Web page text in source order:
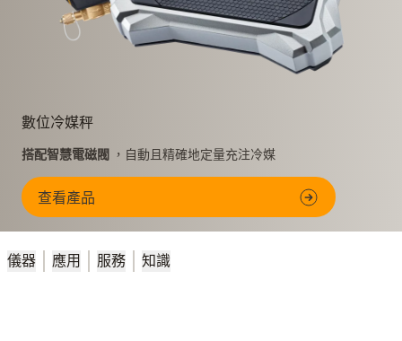
數位冷媒秤
搭配智慧電磁閥 ，自動且精確地定量充注冷媒
查看產品
儀器 應用 服務 知識